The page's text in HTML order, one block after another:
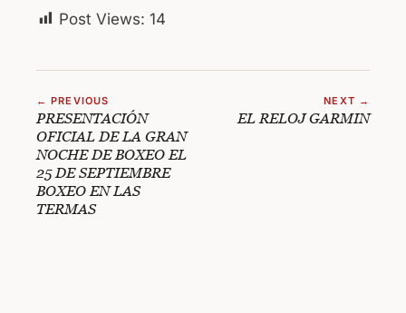
Post Views: 14
← PREVIOUS
PRESENTACIÓN
OFICIAL DE LA GRAN
NOCHE DE BOXEO EL
25 DE SEPTIEMBRE
BOXEO EN LAS
TERMAS
NEXT →
EL RELOJ GARMIN